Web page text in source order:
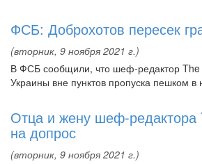
ФСБ: Доброхотов пересек
(вторник, 9 ноября 2021 г.)
В ФСБ сообщили, что шеф-редактор The
Украины вне пунктов пропуска пешком
Отца и жену шеф-редактора
на допрос
(вторник, 9 ноября 2021 г.)